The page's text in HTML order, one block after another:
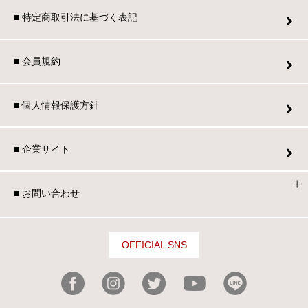
■ 特定商取引法に基づく表記
■ 会員規約
■ 個人情報保護方針
■ 企業サイト
■ お問い合わせ
OFFICIAL SNS